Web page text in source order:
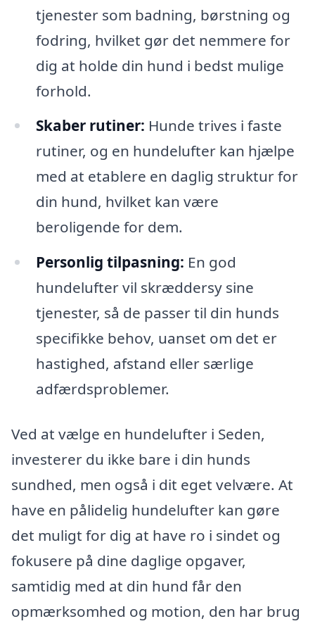
tjenester som badning, børstning og
fodring, hvilket gør det nemmere for
dig at holde din hund i bedst mulige
forhold.
Skaber rutiner: Hunde trives i faste
rutiner, og en hundelufter kan hjælpe
med at etablere en daglig struktur for
din hund, hvilket kan være
beroligende for dem.
Personlig tilpasning: En god
hundelufter vil skræddersy sine
tjenester, så de passer til din hunds
specifikke behov, uanset om det er
hastighed, afstand eller særlige
adfærdsproblemer.
Ved at vælge en hundelufter i Seden,
investerer du ikke bare i din hunds
sundhed, men også i dit eget velvære. At
have en pålidelig hundelufter kan gøre
det muligt for dig at have ro i sindet og
fokusere på dine daglige opgaver,
samtidig med at din hund får den
opmærksomhed og motion, den har brug